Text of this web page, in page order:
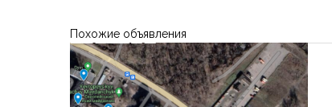
Похожие объявления